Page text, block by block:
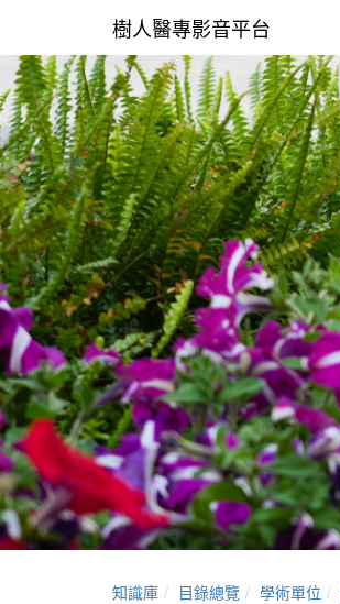
樹人醫專影音平台
知識庫 目錄總覽 學術單位